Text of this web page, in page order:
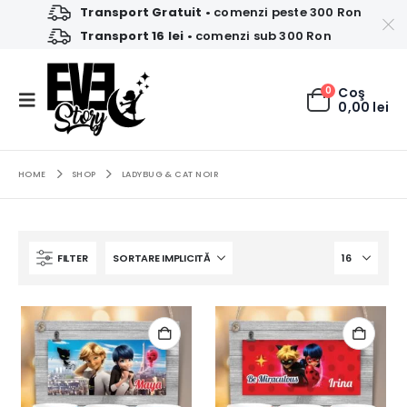
Transport Gratuit • comenzi peste 300 Ron
Transport 16 lei • comenzi sub 300 Ron
0 Coş
0,00 lei
HOME SHOP LADYBUG & CAT NOIR
FILTER